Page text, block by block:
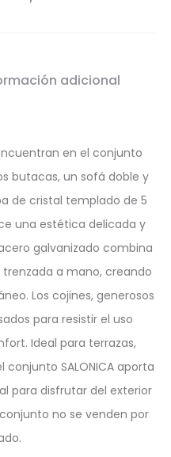
adicional
en el conjunto
butacas, un sofá doble y
de cristal templado de 5
una estética delicada y
galvanizado combina
a mano, creando
Los cojines, generosos
para resistir el uso
Ideal para terrazas,
SALONICA aporta
para disfrutar del exterior
no se venden por